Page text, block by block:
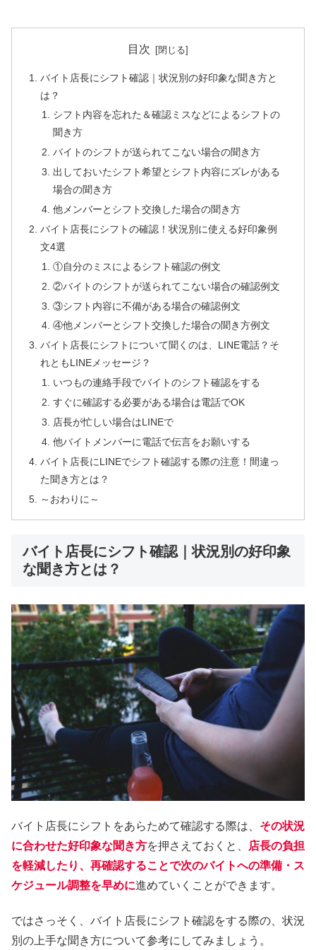
目次
バイト店長にシフト確認｜状況別の好印象な聞き方と
は？
シフト内容を忘れた＆確認ミスなどによるシフトの
聞き方
バイトのシフトが送られてこない場合の聞き方
出しておいたシフト希望とシフト内容にズレがある
場合の聞き方
他メンバーとシフト交換した場合の聞き方
バイト店長にシフトの確認！状況別に使える好印象例
文4選
①自分のミスによるシフト確認の例文
②バイトのシフトが送られてこない場合の確認例文
③シフト内容に不備がある場合の確認例文
④他メンバーとシフト交換した場合の聞き方例文
バイト店長にシフトについて聞くのは、LINE電話？そ
れともLINEメッセージ？
いつもの連絡手段でバイトのシフト確認をする
すぐに確認する必要がある場合は電話でOK
店長が忙しい場合はLINEで
他バイトメンバーに電話で伝言をお願いする
バイト店長にLINEでシフト確認する際の注意！間違っ
た聞き方とは？
～おわりに～
バイト店長にシフト確認｜状況別の好印象
な聞き方とは？
バイト店長にシフトをあらためて確認する際は、 その状況
に合わせた好印象な聞き方を押さえておくと、
店長の負担
を軽減したり、再確認することで次のバイトへの準備・ス
ケジュール調整を早めに進めていくことができます。
ではさっそく、バイト店長にシフト確認をする際の、状況
別の上手な聞き方について参考にしてみましょう。